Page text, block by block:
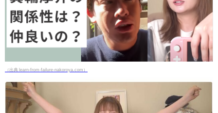
（出典 learn-from-failure-nakoroya.com）